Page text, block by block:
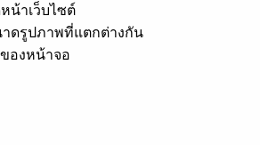
น้าเว็บไซต์
ดรูปภาพที่แตกต่างกัน
องหน้าจอ